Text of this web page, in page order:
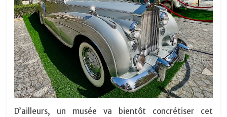
D’ailleurs, un musée va bientôt concrétiser cet